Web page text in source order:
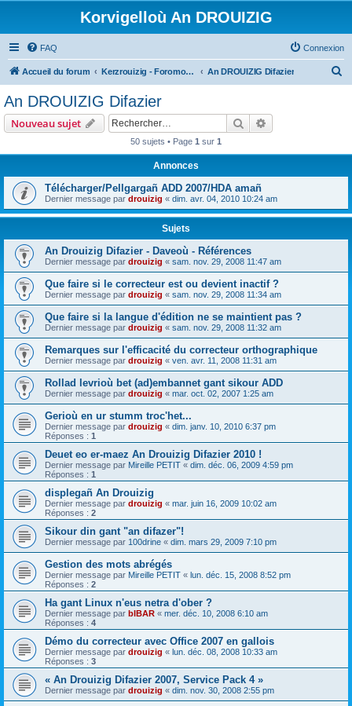
Korvigelloù An DROUIZIG
FAQ Connexion
Accueil du forum Kerzrouizig - Foromoù An Drouizig An DROUIZIG Difazier
e
r
An DROUIZIG Difazier
Nouveau sujet Rechercher
50 sujets • Page 1 sur 1
Annonces
Télécharger/Pellgargañ ADD 2007/HDA amañ
Dernier message par drouizig « dim. avr. 04, 2010 10:24 am
Sujets
An Drouizig Difazier - Daveoù - Références
Dernier message par drouizig « sam. nov. 29, 2008 11:47 am
Que faire si le correcteur est ou devient inactif ?
Dernier message par drouizig « sam. nov. 29, 2008 11:34 am
Que faire si la langue d'édition ne se maintient pas ?
Dernier message par drouizig « sam. nov. 29, 2008 11:32 am
Remarques sur l'efficacité du correcteur orthographique
Dernier message par drouizig « ven. avr. 11, 2008 11:31 am
Rollad levrioù bet (ad)embannet gant sikour ADD
Dernier message par drouizig « mar. oct. 02, 2007 1:25 am
Gerioù en ur stumm troc'het...
Dernier message par drouizig « dim. janv. 10, 2010 6:37 pm
Réponses : 1
Deuet eo er-maez An Drouizig Difazier 2010 !
Dernier message par Mireille PETIT « dim. déc. 06, 2009 4:59 pm
Réponses : 1
displegañ An Drouizig
Dernier message par drouizig « mar. juin 16, 2009 10:02 am
Réponses : 2
Sikour din gant "an difazer"!
Dernier message par 100drine « dim. mars 29, 2009 7:10 pm
Gestion des mots abrégés
Dernier message par Mireille PETIT « lun. déc. 15, 2008 8:52 pm
Réponses : 2
Ha gant Linux n'eus netra d'ober ?
Dernier message par bIBAR « mer. déc. 10, 2008 6:10 am
Réponses : 4
Démo du correcteur avec Office 2007 en gallois
Dernier message par drouizig « lun. déc. 08, 2008 10:33 am
Réponses : 3
« An Drouizig Difazier 2007, Service Pack 4 »
Dernier message par drouizig « dim. nov. 30, 2008 2:55 pm